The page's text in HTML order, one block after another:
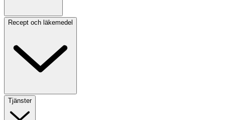
Recept och läkemedel
Tjänster